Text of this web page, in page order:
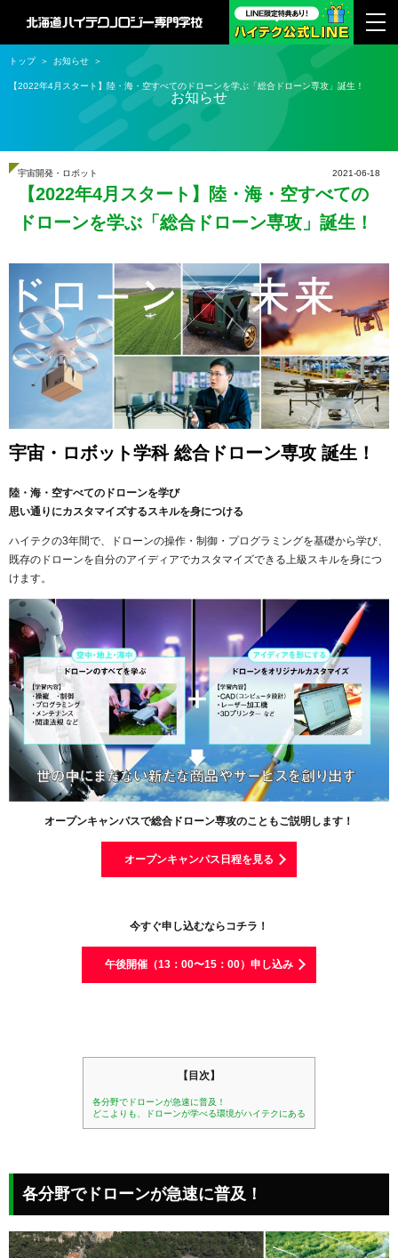
お知らせ
トップ お知らせ
【2022年4月スタート】陸・海・空すべてのドローンを学ぶ「総合ドローン専攻」誕生！
2021-06-18
宇宙開発・ロボット
【2022年4月スタート】陸・海・空すべての
ドローンを学ぶ「総合ドローン専攻」誕生！
宇宙・ロボット学科 総合ドローン専攻 誕生！
陸・海・空すべてのドローンを学び
思い通りにカスタマイズするスキルを身につける
ハイテクの3年間で、ドローンの操作・制御・プログラミングを基礎から学び、
既存のドローンを自分のアイディアでカスタマイズできる上級スキルを身につ
けます。
オープンキャンパスで総合ドローン専攻のこともご説明します！
オープンキャンパス日程を見る
今すぐ申し込むならコチラ！
午後開催（13：00〜15：00）申し込み
【目次】
各分野でドローンが急速に普及！
どこよりも、ドローンが学べる環境がハイテクにある
各分野でドローンが急速に普及！